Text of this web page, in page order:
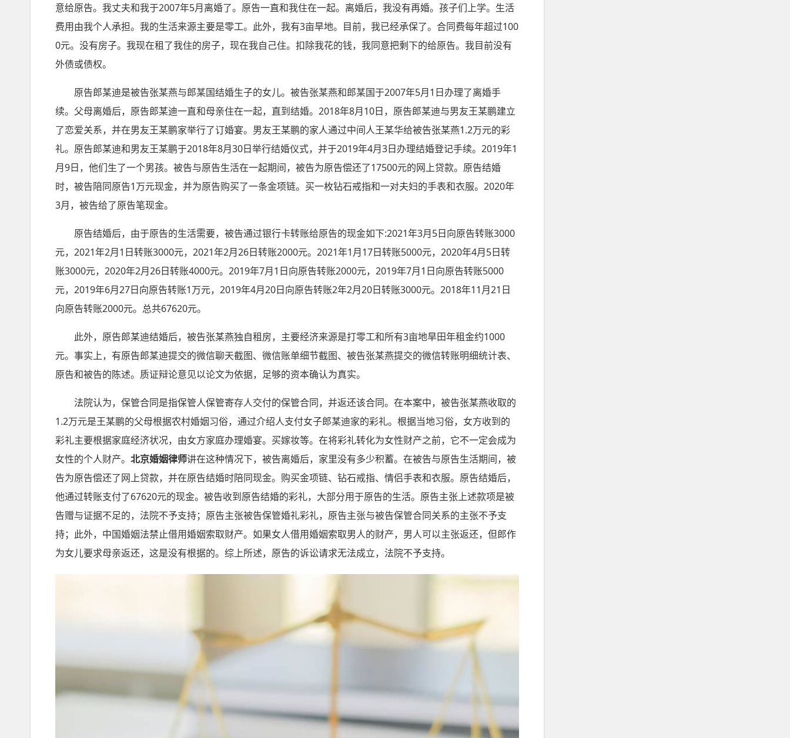
意给原告。我丈夫和我于2007年5月离婚了。原告一直和我住在一起。离婚后，我没有再婚。孩子们上学。生活
费用由我个人承担。我的生活来源主要是零工。此外，我有3亩旱地。目前，我已经承保了。合同费每年超过100
0元。没有房子。我现在租了我住的房子，现在我自己住。扣除我花的钱，我同意把剩下的给原告。我目前没有
外债或债权。
原告郎某迪是被告张某燕与郎某国结婚生子的女儿。被告张某燕和郎某国于2007年5月1日办理了离婚手
续。父母离婚后，原告郎某迪一直和母亲住在一起，直到结婚。2018年8月10日，原告郎某迪与男友王某鹏建立
了恋爱关系，并在男友王某鹏家举行了订婚宴。男友王某鹏的家人通过中间人王某华给被告张某燕1.2万元的彩
礼。原告郎某迪和男友王某鹏于2018年8月30日举行结婚仪式，并于2019年4月3日办理结婚登记手续。2019年1
月9日，他们生了一个男孩。被告与原告生活在一起期间，被告为原告偿还了17500元的网上贷款。原告结婚
时，被告陪同原告1万元现金，并为原告购买了一条金项链。买一枚钻石戒指和一对夫妇的手表和衣服。2020年
3月，被告给了原告笔现金。
原告结婚后，由于原告的生活需要，被告通过银行卡转账给原告的现金如下:2021年3月5日向原告转账3000
元，2021年2月1日转账3000元，2021年2月26日转账2000元。2021年1月17日转账5000元，2020年4月5日转
账3000元，2020年2月26日转账4000元。2019年7月1日向原告转账2000元，2019年7月1日向原告转账5000
元，2019年6月27日向原告转账1万元，2019年4月20日向原告转账2年2月20日转账3000元。2018年11月21日
向原告转账2000元。总共67620元。
此外，原告郎某迪结婚后，被告张某燕独自租房，主要经济来源是打零工和所有3亩地旱田年租金约1000
元。事实上，有原告郎某迪提交的微信聊天截图、微信账单细节截图、被告张某燕提交的微信转账明细统计表、
原告和被告的陈述。质证辩论意见以论文为依据，足够的资本确认为真实。
法院认为，保管合同是指保管人保管寄存人交付的保管合同，并返还该合同。在本案中，被告张某燕收取的
1.2万元是王某鹏的父母根据农村婚姻习俗，通过介绍人支付女子郎某迪家的彩礼。根据当地习俗，女方收到的
彩礼主要根据家庭经济状况，由女方家庭办理婚宴。买嫁妆等。在将彩礼转化为女性财产之前，它不一定会成为
女性的个人财产。 北京婚姻律师讲在这种情况下，被告离婚后，家里没有多少积蓄。在被告与原告生活期间，被
告为原告偿还了网上贷款，并在原告结婚时陪同现金。购买金项链、钻石戒指、情侣手表和衣服。原告结婚后，
他通过转账支付了67620元的现金。被告收到原告结婚的彩礼，大部分用于原告的生活。原告主张上述款项是被
告赠与证据不足的，法院不予支持；原告主张被告保管婚礼彩礼，原告主张与被告保管合同关系的主张不予支
持；此外，中国婚姻法禁止借用婚姻索取财产。如果女人借用婚姻索取男人的财产，男人可以主张返还，但郎作
为女儿要求母亲返还，这是没有根据的。综上所述，原告的诉讼请求无法成立，法院不予支持。